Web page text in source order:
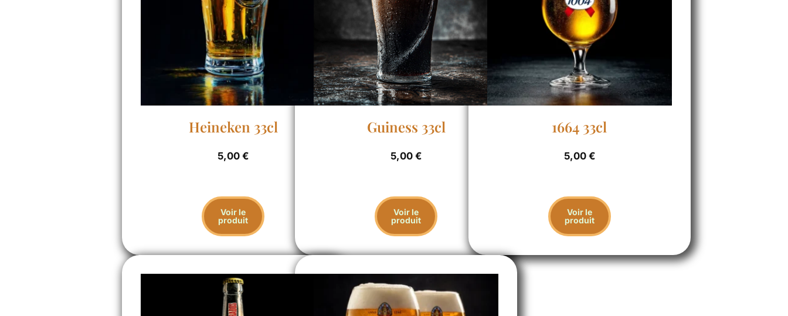
Heineken 33cl
5,00 €
Voir le
produit
Guiness 33cl
5,00€
Voir le
produit
1664 33cl
5,00 €
Voir le
produit